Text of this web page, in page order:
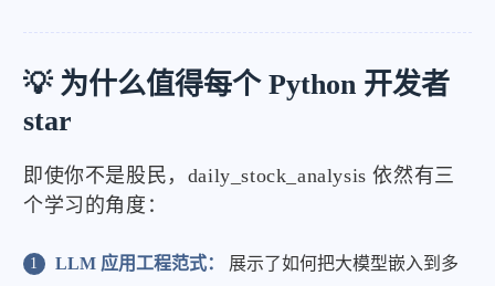
💡 为什么值得每个 Python 开发者
star
即使你不是股民，daily_stock_analysis 依然有三
个学习的角度：
LLM 应用工程范式：
展示了如何把大模型嵌入到多